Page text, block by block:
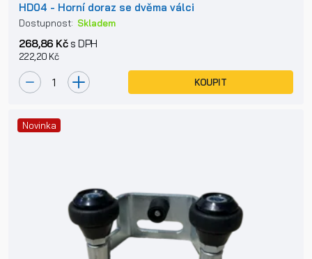
HD04 - Horní doraz se dvěma válci
Dostupnost: Skladem
268,86 Kčs DPH
222,20 Kč
KOUPIT
Novinka